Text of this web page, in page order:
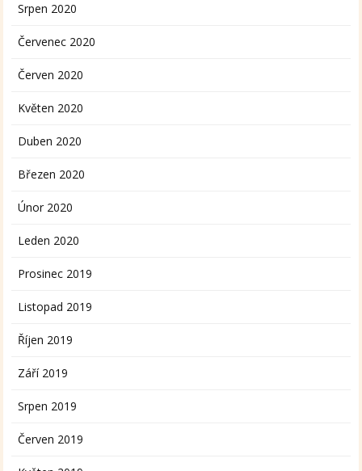
Srpen 2020
Červenec 2020
Červen 2020
Květen 2020
Duben 2020
Březen 2020
Únor 2020
Leden 2020
Prosinec 2019
Listopad 2019
Říjen 2019
Září 2019
Srpen 2019
Červen 2019